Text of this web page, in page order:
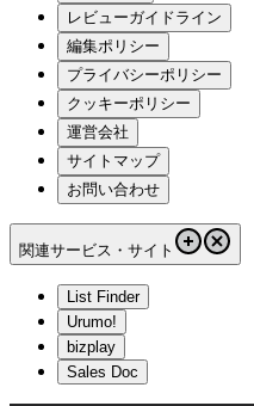
レビューガイドライン
編集ポリシー
プライバシーポリシー
クッキーポリシー
運営会社
サイトマップ
お問い合わせ
関連サービス・サイト
List Finder
Urumo!
bizplay
Sales Doc